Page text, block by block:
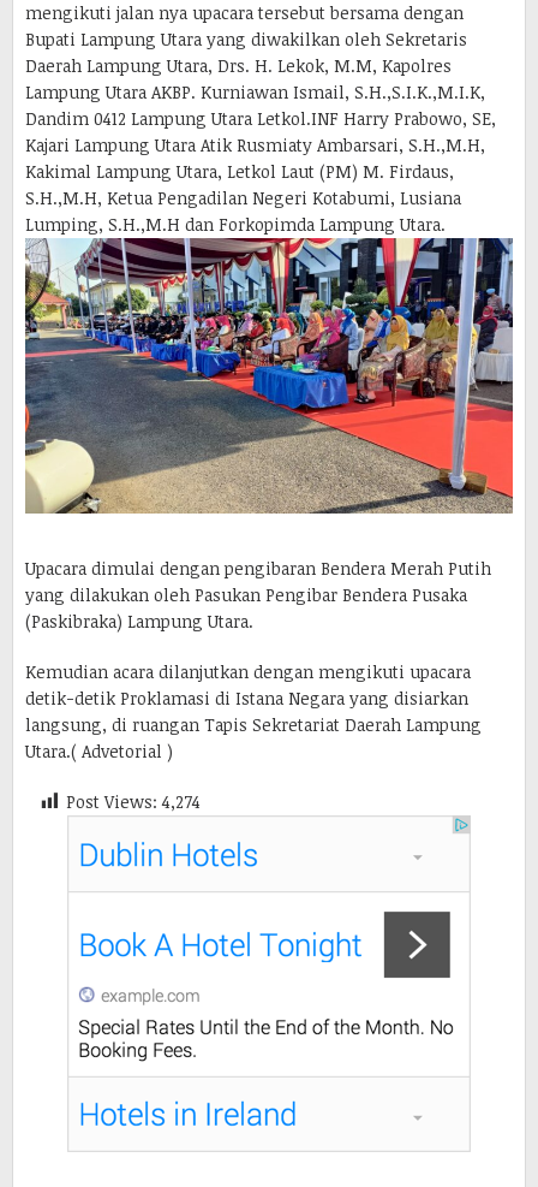
mengikuti jalan nya upacara tersebut bersama dengan
Bupati Lampung Utara yang diwakilkan oleh Sekretaris
Daerah Lampung Utara, Drs. H. Lekok, M.M, Kapolres
Lampung Utara AKBP. Kurniawan Ismail, S.H.,S.I.K.,M.I.K,
Dandim 0412 Lampung Utara Letkol.INF Harry Prabowo, SE,
Kajari Lampung Utara Atik Rusmiaty Ambarsari, S.H.,M.H,
Kakimal Lampung Utara, Letkol Laut (PM) M. Firdaus,
S.H.,M.H, Ketua Pengadilan Negeri Kotabumi, Lusiana
Lumping, S.H.,M.H dan Forkopimda Lampung Utara.
Upacara dimulai dengan pengibaran Bendera Merah Putih
yang dilakukan oleh Pasukan Pengibar Bendera Pusaka
(Paskibraka) Lampung Utara.
Kemudian acara dilanjutkan dengan mengikuti upacara
detik-detik Proklamasi di Istana Negara yang disiarkan
langsung, di ruangan Tapis Sekretariat Daerah Lampung
Utara.( Advetorial )
Post Views: 4,274